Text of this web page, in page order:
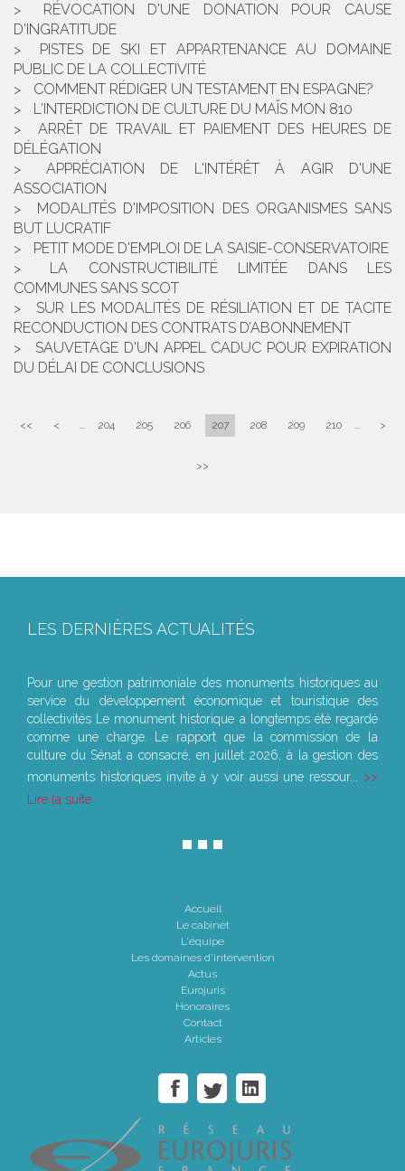
RÉVOCATION D'UNE DONATION POUR CAUSE
D'INGRATITUDE
PISTES DE SKI ET APPARTENANCE AU DOMAINE
PUBLIC DE LA COLLECTIVITÉ
COMMENT RÉDIGER UN TESTAMENT EN ESPAGNE?
L'INTERDICTION DE CULTURE DU MAÏS MON 810
ARRÊT DE TRAVAIL ET PAIEMENT DES HEURES DE
DÉLÉGATION
APPRÉCIATION DE L'INTÉRÊT À AGIR D'UNE
ASSOCIATION
MODALITÉS D'IMPOSITION DES ORGANISMES SANS
BUT LUCRATIF
PETIT MODE D'EMPLOI DE LA SAISIE-CONSERVATOIRE
LA CONSTRUCTIBILITÉ LIMITÉE DANS LES
COMMUNES SANS SCOT
SUR LES MODALITÉS DE RÉSILIATION ET DE TACITE
RECONDUCTION DES CONTRATS D’ABONNEMENT
SAUVETAGE D'UN APPEL CADUC POUR EXPIRATION
DU DÉLAI DE CONCLUSIONS
<< < ... 204 205 206 207 208 209 210 ... >
>>
LES DERNIÈRES ACTUALITÉS
Pour une gestion patrimoniale des monuments historiques au
service du développement économique et touristique des
collectivités Le monument historique a longtemps été regardé
comme une charge. Le rapport que la commission de la
culture du Sénat a consacré, en juillet 2026, à la gestion des
monuments historiques invite à y voir aussi une ressour...
Lire la suite
Accueil
Le cabinet
L'équipe
Les domaines d'intervention
Actus
Eurojuris
Honoraires
Contact
Articles